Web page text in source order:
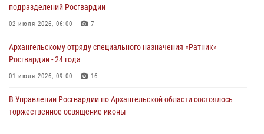
подразделений Росгвардии
02 июля 2026, 06:00 7
Архангельскому отряду специального назначения «Ратник»
Росгвардии - 24 года
01 июля 2026, 09:00 16
В Управлении Росгвардии по Архангельской области состоялось
торжественное освящение иконы